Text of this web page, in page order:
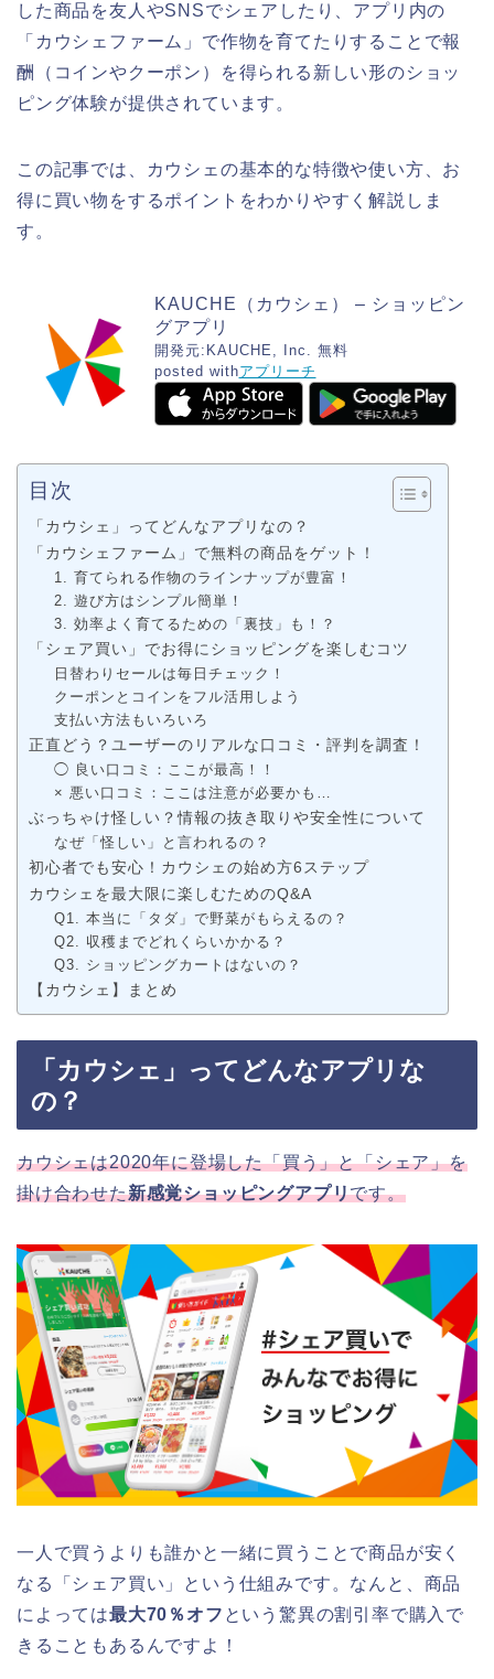
した商品を友人やSNSでシェアしたり、アプリ内の
「カウシェファーム」で作物を育てたりすることで報
酬（コインやクーポン）を得られる新しい形のショッ
ピング体験が提供されています。
この記事では、カウシェの基本的な特徴や使い方、お
得に買い物をするポイントをわかりやすく解説しま
す。
KAUCHE（カウシェ） – ショッピン
グアプリ
開発元: KAUCHE, Inc. 無料
posted withアプリーチ
目次
「カウシェ」ってどんなアプリなの？
「カウシェファーム」で無料の商品をゲット！
1. 育てられる作物のラインナップが豊富！
2. 遊び方はシンプル簡単！
3. 効率よく育てるための「裏技」も！？
「シェア買い」でお得にショッピングを楽しむコツ
日替わりセールは毎日チェック！
クーポンとコインをフル活用しよう
支払い方法もいろいろ
正直どう？ユーザーのリアルな口コミ・評判を調査！
◯ 良い口コミ：ここが最高！！
× 悪い口コミ：ここは注意が必要かも…
ぶっちゃけ怪しい？情報の抜き取りや安全性について
なぜ「怪しい」と言われるの？
初心者でも安心！カウシェの始め方6ステップ
カウシェを最大限に楽しむためのQ&A
Q1. 本当に「タダ」で野菜がもらえるの？
Q2. 収穫までどれくらいかかる？
Q3. ショッピングカートはないの？
【カウシェ】まとめ
「カウシェ」ってどんなアプリな
の？
カウシェは2020年に登場した「買う」と「シェア」を
掛け合わせた新感覚ショッピングアプリです。
一人で買うよりも誰かと一緒に買うことで商品が安く
なる「シェア買い」という仕組みです。なんと、商品
によっては最大70％オフ という驚異の割引率で購入で
きることもあるんですよ！